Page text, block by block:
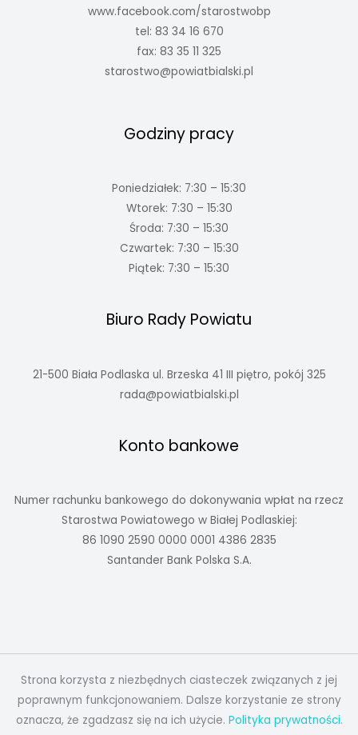
www.facebook.com/starostwobp
tel: 83 34 16 670
fax: 83 35 11 325
starostwo@powiatbialski.pl
Godziny pracy
Poniedziałek: 7:30 – 15:30
Wtorek: 7:30 – 15:30
Środa: 7:30 – 15:30
Czwartek: 7:30 – 15:30
Piątek: 7:30 – 15:30
Biuro Rady Powiatu
21-500 Biała Podlaska ul. Brzeska 41 III piętro, pokój 325
rada@powiatbialski.pl
Konto bankowe
Numer rachunku bankowego do dokonywania wpłat na rzecz
Starostwa Powiatowego w Białej Podlaskiej:
86 1090 2590 0000 0001 4386 2835
Santander Bank Polska S.A.
Strona korzysta z niezbędnych ciasteczek związanych z jej
poprawnym funkcjonowaniem. Dalsze korzystanie ze strony
oznacza, że zgadzasz się na ich użycie. Polityka prywatności.